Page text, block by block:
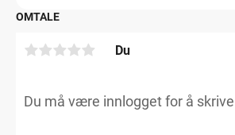
OMTALE
Du